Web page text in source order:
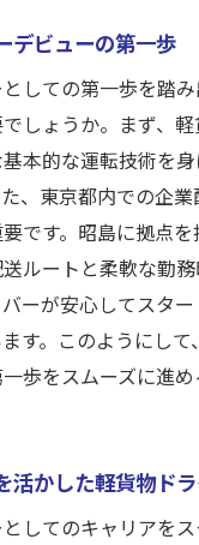
デビューの第一歩
しての第一歩を踏
しょうか。まず、
本的な運転技術を
、東京都内での企業
です。昭島に拠点を
ルートと柔軟な勤
ーが安心してスタ
す。このようにし
歩をスムーズに進
活かした軽貨物ド
してのキャリアをス